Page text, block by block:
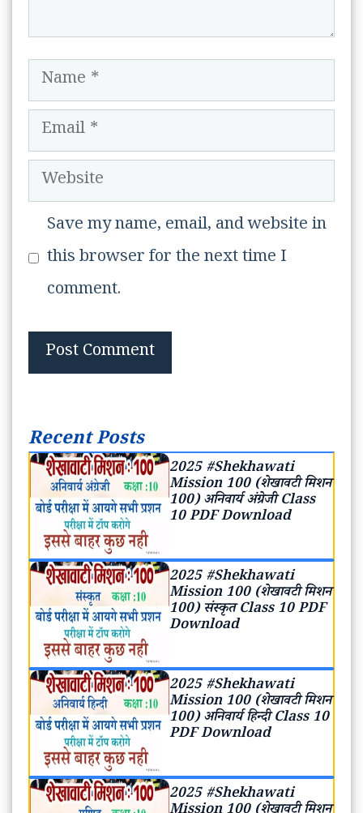
Name
Email
Website
Save my name, email, and website in
this browser for the next time I
comment.
Recent Posts
2025 #Shekhawati
Mission 100 (शेखावटी मिशन
100) अनिवार्य अंग्रेजी Class
10 PDF Download
2025 #Shekhawati
Mission 100 (शेखावटी मिशन
100) संस्कृत Class 10 PDF
Download
2025 #Shekhawati
Mission 100 (शेखावटी मिशन
100) अनिवार्य हिन्दी Class 10
PDF Download
2025 #Shekhawati